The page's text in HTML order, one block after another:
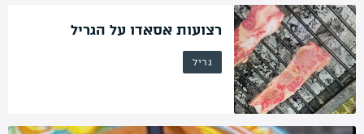
רצועות אסאדו על הגריל
גריל